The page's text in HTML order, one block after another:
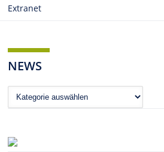
Extranet
NEWS
News